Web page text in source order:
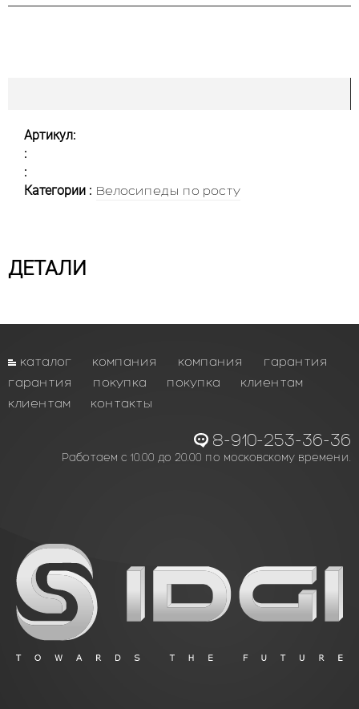
Артикул:
:
:
Категории : Велосипеды по росту
ДЕТАЛИ
каталог компания компания
гарантия
гарантия
покупка покупка
клиентам
клиентам
контакты
8-910-253-36-36
Работаем с 10.00 до 20.00 по московскому времени.